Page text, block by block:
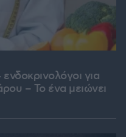
για
– Το ένα μειώνει